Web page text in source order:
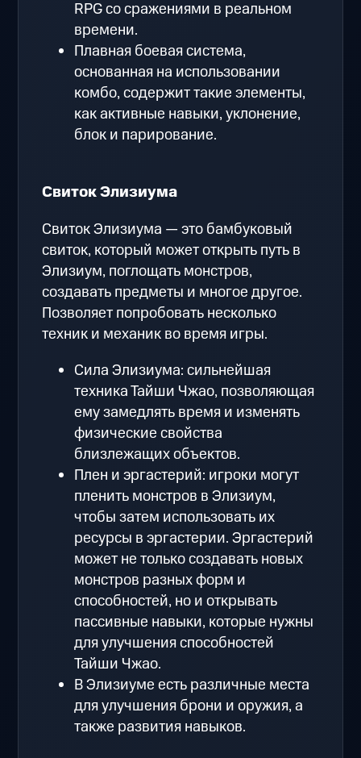
RPG со сражениями в реальном
времени.
Плавная боевая система,
основанная на использовании
комбо, содержит такие элементы,
как активные навыки, уклонение,
блок и парирование.
Свиток Элизиума
Свиток Элизиума — это бамбуковый
свиток, который может открыть путь в
Элизиум, поглощать монстров,
создавать предметы и многое другое.
Позволяет попробовать несколько
техник и механик во время игры.
Сила Элизиума: сильнейшая
техника Тайши Чжао, позволяющая
ему замедлять время и изменять
физические свойства
близлежащих объектов.
Плен и эргастерий: игроки могут
пленить монстров в Элизиум,
чтобы затем использовать их
ресурсы в эргастерии. Эргастерий
может не только создавать новых
монстров разных форм и
способностей, но и открывать
пассивные навыки, которые нужны
для улучшения способностей
Тайши Чжао.
В Элизиуме есть различные места
для улучшения брони и оружия, а
также развития навыков.